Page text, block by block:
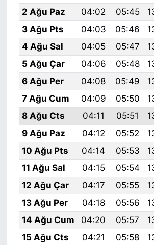
2 Ağu Paz
04:02 05:45
3 Ağu Pts
04:03 05:46
4 Ağu Sal
04:05 05:47
5 Ağu Çar
04:06 05:48
6 Ağu Per
04:08 05:49
7 Ağu Cum
04:09 05:50
8 Ağu Cts
04:11 05:51
9 Ağu Paz
04:12 05:52
10 Ağu Pts
04:14 05:53
11 Ağu Sal
04:15 05:54
12 Ağu Çar
04:17 05:55
13 Ağu Per
04:18 05:56
14 Ağu Cum
04:20 05:57
15 Ağu Cts
04:21 05:58